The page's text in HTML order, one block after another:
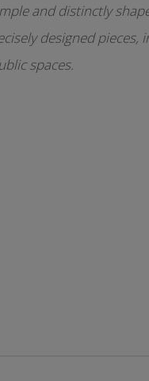
and distinctly
designed pieces,
spaces.